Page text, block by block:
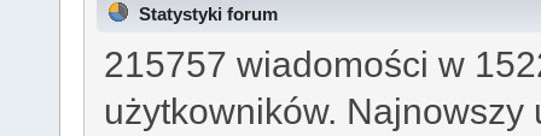
Statystyki forum
215757 wiadomości w
użytkowników.